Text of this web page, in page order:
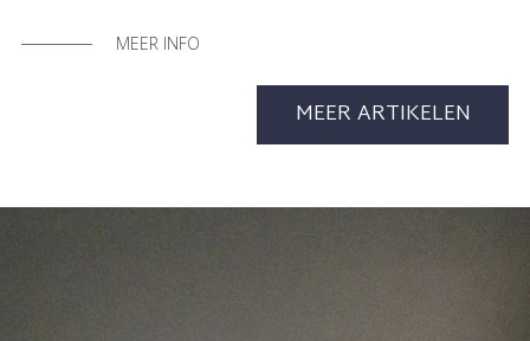
MEER INFO
MEER ARTIKELEN